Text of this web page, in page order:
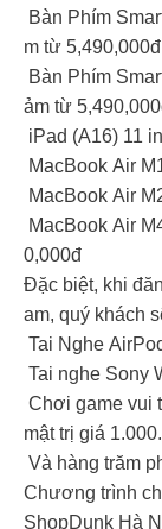
Bàn Phím
m từ
Bàn Phím
ảm từ
iPad (A16) 11
MacBook Air
MacBook Air
MacBook Air
0,000đ
Đặc biệt, khi
am, quý khách
Tai Nghe
Tai nghe Sony
Chơi game vui
mật trị giá
Và hàng trăm
Chương trình
ShopDunk Hà